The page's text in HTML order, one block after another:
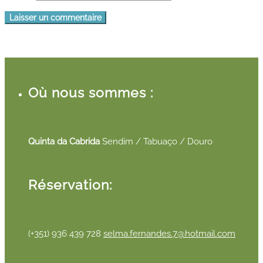
Où nous sommes :
Quinta da Cabrida Sendim / Tabuaço / Douro
Réservation:
(+351) 936 439 728 selma.fernandes.7@hotmail.com